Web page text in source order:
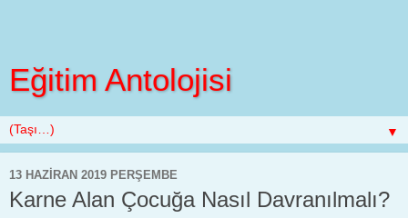
Eğitim Antolojisi
▼
13 HAZIRAN 2019 PERŞEMBE
Karne Alan Çocuğa Nasıl Davranılmalı?